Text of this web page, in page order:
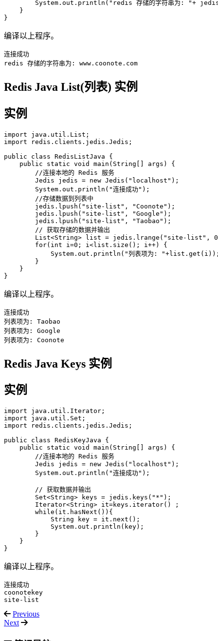
System.out.println("redis 存储的字符串为: "+
    }
编译以上程序。
连接成功
Redis Java List(列表) 实例
实例
import java.util.List;
import redis.clients.jedis.Jedis;
public class RedisListJava {
    public static void main(String[] args) {
        //连接本地的 Redis 服务
        Jedis jedis = new Jedis("localhost");
        System.out.println("连接成功");
        //存储数据到列表中
        jedis.lpush("site-list", "Coonote");
        jedis.lpush("site-list", "Google");
        jedis.lpush("site-list", "Taobao");
        // 获取存储的数据并输出
List<String> list = jedis.lrange("site-list",
        for(int i=0; i<list.size(); i++) {
System.out.println("列表项为:
        }
    }
编译以上程序。
连接成功
列表项为: Taobao
列表项为: Google
Redis Java Keys 实例
实例
import java.util.Iterator;
import java.util.Set;
import redis.clients.jedis.Jedis;
public class RedisKeyJava {
    public static void main(String[] args) {
        //连接本地的 Redis 服务
        Jedis jedis = new Jedis("localhost");
        System.out.println("连接成功");
        // 获取数据并输出
        Set<String> keys = jedis.keys("*");
        Iterator<String> it=keys.iterator() ;
        while(it.hasNext()){
            String key = it.next();
            System.out.println(key);
        }
    }
编译以上程序。
连接成功
coonotekey
Previous
Next